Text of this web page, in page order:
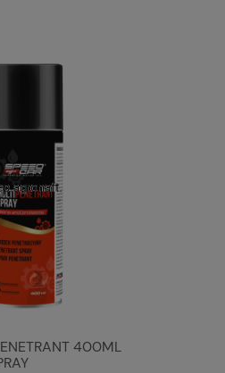
400ML